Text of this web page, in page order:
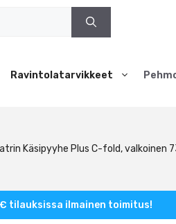
Ravintolatarvikkeet
Käsipyyhe Plus C-fold, valkoinen
tilauksissa ilmainen toimitus!